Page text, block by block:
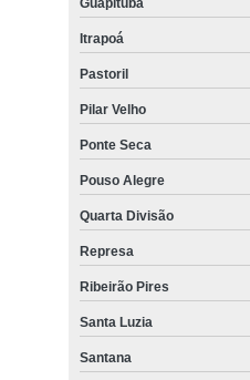
Itrapoá
Pastoril
Pilar Velho
Ponte Seca
Pouso Alegre
Quarta Divisão
Represa
Ribeirão Pires
Santa Luzia
Santana